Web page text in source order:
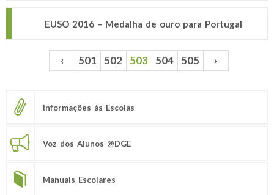
EUSO 2016 – Medalha de ouro para Portugal
Páginas ‹ 501 502 503 504 505 ›
Informações às Escolas
Voz dos Alunos @DGE
Manuais Escolares